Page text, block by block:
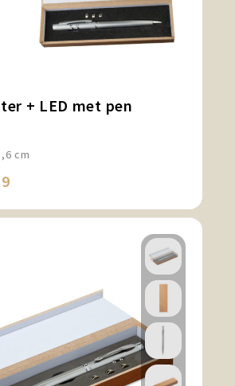
+ LED met pen
cm